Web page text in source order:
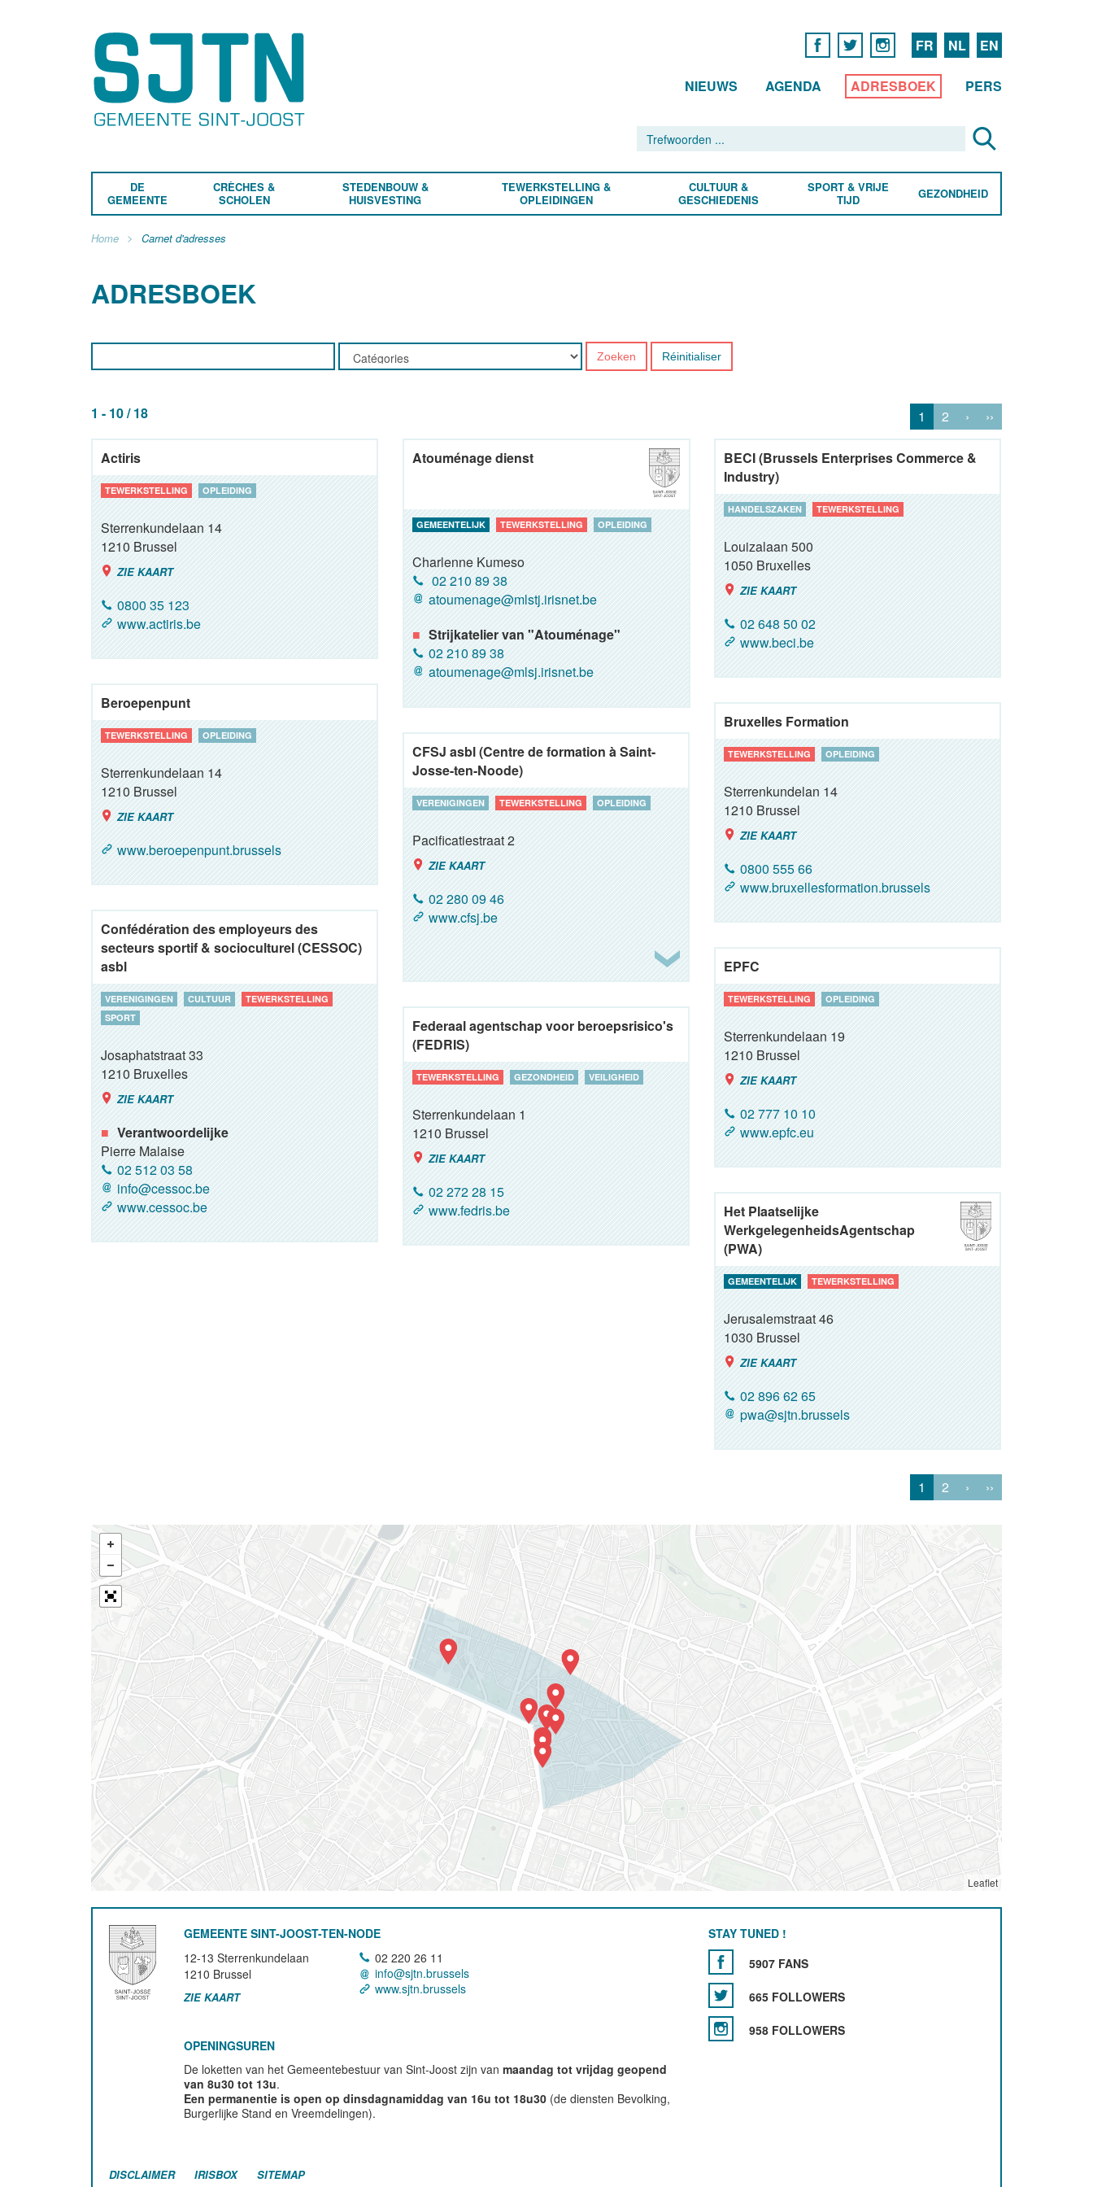
FR NL EN
NIEUWS AGENDA ADRESBOEK PERS
DE
GEMEENTE
CRÈCHES &
SCHOLEN
STEDENBOUW &
HUISVESTING
TEWERKSTELLING &
OPLEIDINGEN
CULTUUR &
GESCHIEDENIS
SPORT & VRIJE
TIJD
GEZONDHEID
Home Carnet d'adresses
ADRESBOEK
Zoeken Réinitialiser
1 - 10 / 18 1 2 › ››
Actiris
TEWERKSTELLING OPLEIDING
Sterrenkundelaan 14
1210Brussel
ZIE KAART
0800 35 123
www.actiris.be
Atouménage dienst
GEMEENTELIJK TEWERKSTELLING OPLEIDING
Charlenne Kumeso
02 210 89 38
atoumenage@mlstj.irisnet.be
Strijkatelier van "Atouménage"
02 210 89 38
atoumenage@mlsj.irisnet.be
BECI (Brussels Enterprises Commerce &
Industry)
HANDELSZAKEN TEWERKSTELLING
Louizalaan 500
1050Bruxelles
ZIE KAART
02 648 50 02
www.beci.be
Beroepenpunt
TEWERKSTELLING OPLEIDING
Sterrenkundelaan 14
1210Brussel
ZIE KAART
www.beroepenpunt.brussels
Bruxelles Formation
TEWERKSTELLING OPLEIDING
Sterrenkundelan 14
1210Brussel
ZIE KAART
0800 555 66
www.bruxellesformation.brussels
CFSJ asbl (Centre de formation à Saint-
Josse-ten-Noode)
VERENIGINGEN TEWERKSTELLING OPLEIDING
Pacificatiestraat 2
ZIE KAART
02 280 09 46
www.cfsj.be
Confédération des employeurs des
secteurs sportif & socioculturel (CESSOC)
asbl
VERENIGINGEN CULTUUR
TEWERKSTELLING
SPORT
Josaphatstraat 33
1210Bruxelles
ZIE KAART
Verantwoordelijke
Pierre Malaise
02 512 03 58
info@cessoc.be
www.cessoc.be
EPFC
TEWERKSTELLING OPLEIDING
Sterrenkundelaan 19
1210Brussel
ZIE KAART
02 777 10 10
www.epfc.eu
Federaal agentschap voor beroepsrisico's
(FEDRIS)
TEWERKSTELLING GEZONDHEID VEILIGHEID
Sterrenkundelaan 1
1210Brussel
ZIE KAART
02 272 28 15
www.fedris.be
Het Plaatselijke
WerkgelegenheidsAgentschap
(PWA)
GEMEENTELIJK TEWERKSTELLING
Jerusalemstraat 46
1030Brussel
ZIE KAART
02 896 62 65
pwa@sjtn.brussels
1 2 › ››
Leaflet
GEMEENTE SINT-JOOST-TEN-NODE
12-13 Sterrenkundelaan
1210 Brussel
ZIE KAART
02 220 26 11
info@sjtn.brussels
www.sjtn.brussels
OPENINGSUREN
De loketten van het Gemeentebestuur van Sint-Joost zijn vanmaandag tot vrijdag geopend
van 8u30 tot 13u.
Een permanentie is open op dinsdagnamiddag van 16u tot 18u30 (de diensten Bevolking,
Burgerlijke Stand en Vreemdelingen).
STAY TUNED !
5907 FANS
665 FOLLOWERS
958 FOLLOWERS
DISCLAIMER IRISBOX SITEMAP